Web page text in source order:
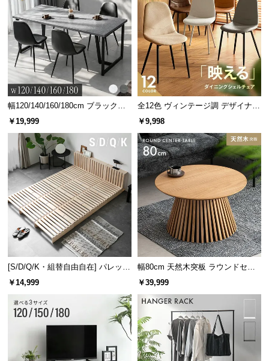
幅120/140/160/180cm ブラックフ
レーム ダイニング 大理石調 4人掛
￥19,999
全12色 ヴィンテージ調 デザイナー
ズシェルチェア
￥9,998
[S/D/Q/K・組替自由自在] パレット
ベッド 8/12/16枚セット
￥14,999
幅80cm 天然木突板 ラウンドセン
ターテーブル 美しい格子デザイン
￥39,999